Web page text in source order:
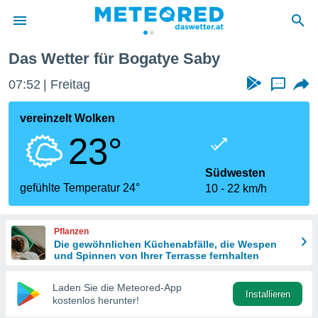
wurde
dass
sind.
diese
Das Wetter für Bogatye Saby
07:52 Freitag ...
vereinzelt Wolken
23°
gefühlte Temperatur 24°
Südwesten
10
22 km/h
Pflanzen
Die gewöhnlichen Küchenabfälle, die Wespen
und Spinnen von Ihrer Terrasse fernhalten
Laden Sie die Meteored-App
kostenlos herunter!
Installieren